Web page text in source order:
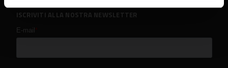
ISCRIVITI ALLA NOSTRA NEWSLETTER